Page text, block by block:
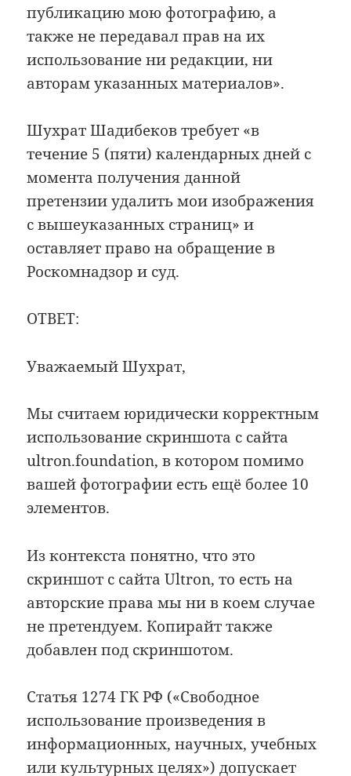
публикацию мою фотографию, а
также не передавал прав на их
использование ни редакции, ни
авторам указанных материалов».
Шухрат Шадибеков требует «в
течение 5 (пяти) календарных дней с
момента получения данной
претензии удалить мои изображения
с вышеуказанных страниц» и
оставляет право на обращение в
Роскомнадзор и суд.
ОТВЕТ:
Уважаемый Шухрат,
Мы считаем юридически корректным
использование скриншота с сайта
ultron.foundation, в котором помимо
вашей фотографии есть ещё более 10
элементов.
Из контекста понятно, что это
скриншот с сайта Ultron, то есть на
авторские права мы ни в коем случае
не претендуем. Копирайт также
добавлен под скриншотом.
Статья 1274 ГК РФ («Свободное
использование произведения в
информационных, научных, учебных
или культурных целях») допускает